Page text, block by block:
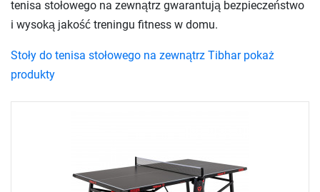
tenisa stołowego na zewnątrz gwarantują bezpieczeństwo
i wysoką jakość treningu fitness w domu.
Stoły do tenisa stołowego na zewnątrz Tibhar pokaż
produkty